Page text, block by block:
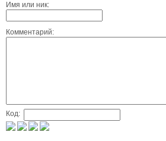
Имя или ник:
Комментарий:
Код: